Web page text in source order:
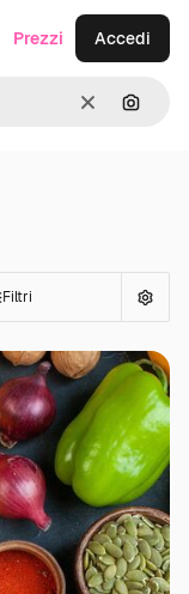
CancellaCerca
Prezzi Accedi
Filtri